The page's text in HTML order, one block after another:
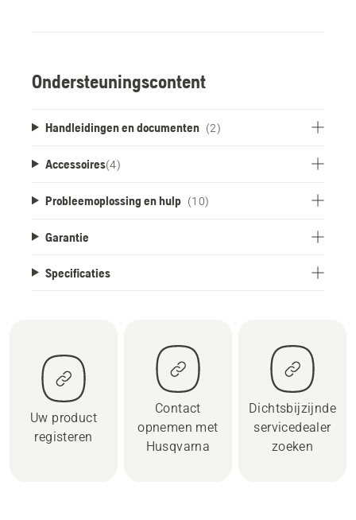
Ondersteuningscontent
Handleidingen en documenten (2)
Accessoires(4)
Probleemoplossing en hulp (10)
Garantie
Specificaties
Uw product
registeren
Contact
opnemen met
Husqvarna
Dichtsbijzijnde
servicedealer
zoeken